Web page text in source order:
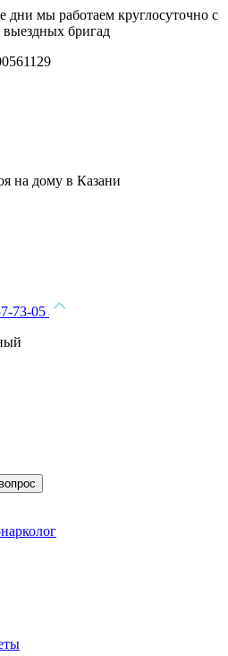
мы работаем круглосуточно с
бригад
на дому в Казани
73-05